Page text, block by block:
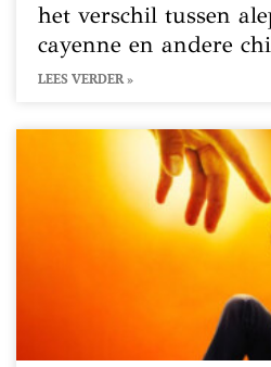
het verschil tussen
cayenne en andere
LEES VERDER »